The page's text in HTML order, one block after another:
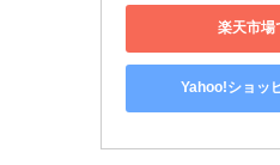
楽天市場
Yahoo!ショッ